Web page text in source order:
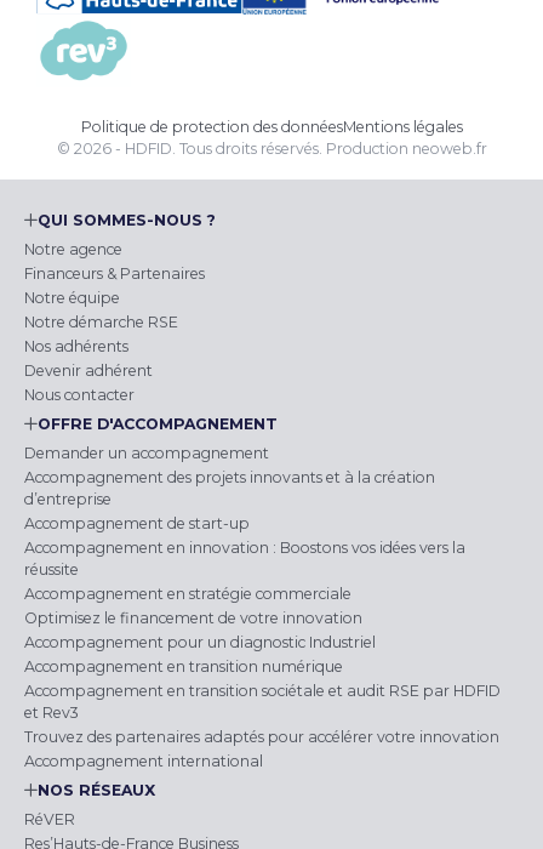
Politique de protection des donnéesMentions légales
© 2026 - HDFID. Tous droits réservés. Production neoweb.fr
QUI SOMMES-NOUS ?
Notre agence
Financeurs & Partenaires
Notre équipe
Notre démarche RSE
Nos adhérents
Devenir adhérent
Nous contacter
OFFRE D'ACCOMPAGNEMENT
Demander un accompagnement
Accompagnement des projets innovants et à la création
d’entreprise
Accompagnement de start-up
Accompagnement en innovation : Boostons vos idées vers la
réussite
Accompagnement en stratégie commerciale
Optimisez le financement de votre innovation
Accompagnement pour un diagnostic Industriel
Accompagnement en transition numérique
Accompagnement en transition sociétale et audit RSE par HDFID
et Rev3
Trouvez des partenaires adaptés pour accélérer votre innovation
Accompagnement international
NOS RÉSEAUX
RéVER
Res’Hauts-de-France Business